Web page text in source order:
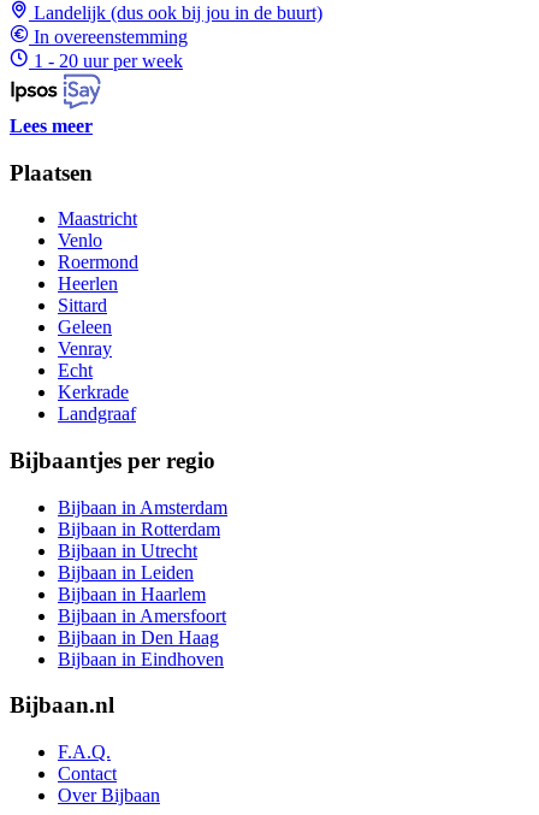
Landelijk (dus ook bij jou in de buurt)
In overeenstemming
1 - 20 uur per week
Lees meer
Plaatsen
Maastricht
Venlo
Roermond
Heerlen
Sittard
Geleen
Venray
Echt
Kerkrade
Landgraaf
Bijbaantjes per regio
Bijbaan in Amsterdam
Bijbaan in Rotterdam
Bijbaan in Utrecht
Bijbaan in Leiden
Bijbaan in Haarlem
Bijbaan in Amersfoort
Bijbaan in Den Haag
Bijbaan in Eindhoven
Bijbaan.nl
F.A.Q.
Contact
Over Bijbaan